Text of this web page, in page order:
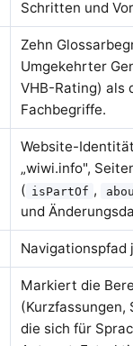
Schritten und
Zehn
Umgekehrter
VHB-Rating) als
Fachbegriffe.
Website-
„wiwi.info",
( isPartOf ,
und
Navigationspfad
Markiert die
die sich für